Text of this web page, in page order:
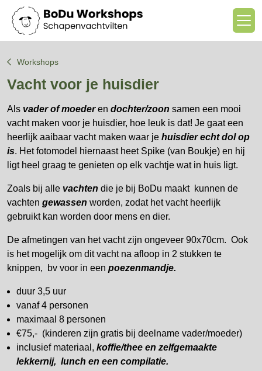
Workshops
Vacht voor je huisdier
Als vader of moederen dochter/zoon samen een mooi
vacht maken voor je huisdier, hoe leuk is dat! Je gaat een
heerlijk aaibaar vacht maken waar je huisdier echt dol op
is. Het fotomodel hiernaast heet Spike (van Boukje) en hij
ligt heel graag te genieten op elk vachtje wat in huis ligt.
Zoals bij alle vachten die je bij BoDu maakt kunnen de
vachten gewassen worden, zodat het vacht heerlijk
gebruikt kan worden door mens en dier.
De afmetingen van het vacht zijn ongeveer 90x70cm. Ook
is het mogelijk om dit vacht na afloop in 2 stukken te
knippen, bv voor in een poezenmandje.
duur 3,5 uur
vanaf 4 personen
maximaal 8 personen
€75,- (kinderen zijn gratis bij deelname vader/moeder)
inclusief materiaal, koffie/thee en zelfgemaakte
lekkernij, lunch en een compilatie.